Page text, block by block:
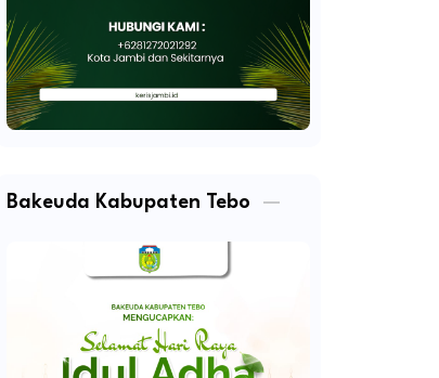
Bakeuda Kabupaten Tebo